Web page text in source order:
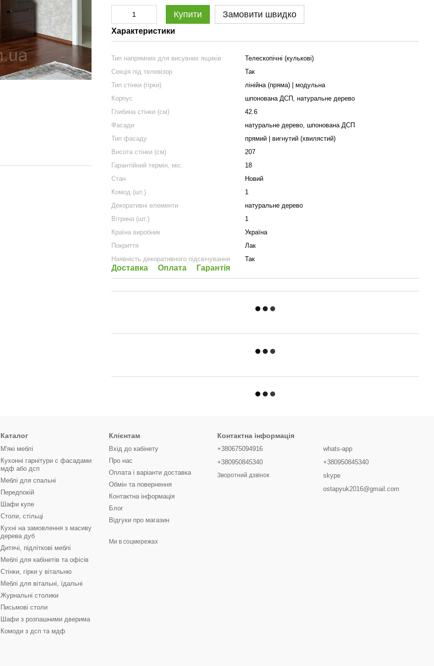
Купити Замовити швидко
Характеристики
Тип напрямних для висувних ящиків
Телескопічні (кулькові)
Секція під телевізор
Так
Тип стінки (гірки)
лінійна (пряма) | модульна
Корпус
шпонована ДСП, натуральне дерево
Глибина стінки (см)
42.6
Фасади
натуральне дерево, шпонована ДСП
Тип фасаду
прямий | вигнутий (хвилястий)
Висота стінки (см)
207
Гарантійний термін, міс.
18
Стан
Новий
Комод (шт.)
1
Декоративні елементи
натуральне дерево
Вітрина (шт.)
1
Країна виробник
Україна
Покриття
Лак
Наявність декоративного підсвічування
Так
Доставка Оплата Гарантія
Каталог
М'які меблі
Кухонні гарнітури с фасадами
мдф або дсп
Меблі для спальні
Передпокій
Шафи купе
Столи, стільці
Кухні на замовлення з масиву
дерева дуб
Дитячі, підліткові меблі
Меблі для кабінетів та офісів
Стінки, гірки у вітальню
Меблі для вітальні, їдальні
Журнальні столики
Письмові столи
Шафи з розпашними дверима
Комоди з дсп та мдф
Клієнтам
Вхід до кабінету
Про нас
Оплата і варіанти доставка
Обмін та повернення
Контактна інформація
Блог
Відгуки про магазин
Ми в соцмережах
Контактна інформація
+380675094916
+380950845340
Зворотний дзвінок
whats-app
+380950845340
skype
ostapyuk2016@gmail.com